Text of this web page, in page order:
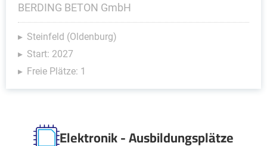
BERDING BETON GmbH
Steinfeld (Oldenburg)
Start: 2027
Freie Plätze: 1
Elektronik - Ausbildungsplätze